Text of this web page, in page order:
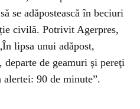
se adăpostească în beciuri
civilă. Potrivit Agerpres,
lipsa unui adăpost,
de geamuri şi pereţi
90 de minute”.